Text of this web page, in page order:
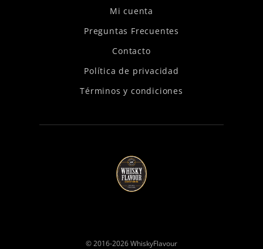
Mi cuenta
Preguntas Frecuentes
Contacto
Política de privacidad
Términos y condiciones
© 2016-2026WhiskyFlavour